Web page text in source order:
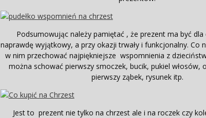
Podsumowując należy pamiętać , że prezent ma być dla
naprawdę wyjątkowy, a przy okazji trwały i funkcjonalny. Co
w nim przechować najpiękniejsze wspomnienia z
można schować pierwszy smoczek, bucik, pukiel włosów,
pierwszy ząbek, rysunek itp.
Jest to prezent nie tylko na chrzest ale i na roczek czy